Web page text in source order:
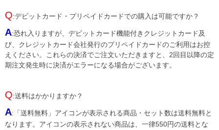
Q:デビットカード・プリペイドカードでの購入は可能ですか？
A:恐れ入りますが、デビットカード機能付きクレジットカード及
び、クレジットカード会社発行のプリペイドカードのご利用はお控
えください。これらの決済でご注文いただきますと、2回目以降の定
期注文発生時に決済がエラーになる場合がございます。
Q:送料はかかりますか？
A:「送料無料」アイコンが表示される商品・セット数は送料無料と
なります。アイコンの表示されない商品は、一律550円の送料とな